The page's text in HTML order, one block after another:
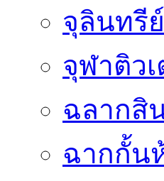
จุลินทรี
จุฬาติว
ฉลากสิ
ฉากกั้น